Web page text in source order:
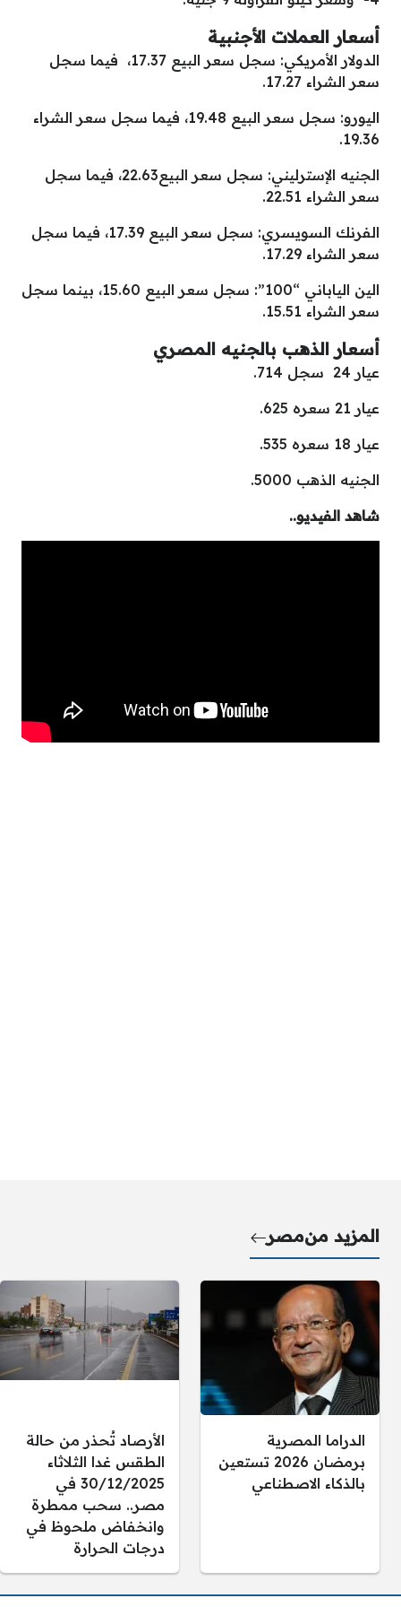
أسعار العملات الأجنبية
الدولار الأمريكي: سجل سعر البيع 17.37، فيما سجل
سعر الشراء 17.27.
اليورو: سجل سعر البيع 19.48، فيما سجل سعر الشراء
19.36.
الجنيه الإسترليني: سجل سعر البيع22.63، فيما سجل
سعر الشراء 22.51.
الفرنك السويسري: سجل سعر البيع 17.39، فيما سجل
سعر الشراء 17.29.
الين الياباني “100”: سجل سعر البيع 15.60، بينما سجل
سعر الشراء 15.51.
أسعار الذهب بالجنيه المصري
عيار 24 سجل 714.
عيار 21 سعره 625.
عيار 18 سعره 535.
الجنيه الذهب 5000.
شاهد الفيديو..
المزيد منمصر
الدراما المصرية
برمضان 2026 تستعين
بالذكاء الاصطناعي
الأرصاد تُحذر من حالة
الطقس غدا الثلاثاء
30/12/2025 في
مصر.. سحب ممطرة
وانخفاض ملحوظ في
درجات الحرارة